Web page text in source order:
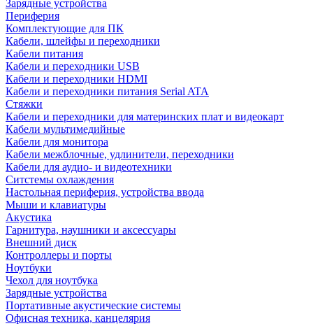
Зарядные устройства
Периферия
Комплектующие для ПК
Кабели, шлейфы и переходники
Кабели питания
Кабели и переходники USB
Кабели и переходники HDMI
Кабели и переходники питания Serial ATA
Стяжки
Кабели и переходники для материнских плат и видеокарт
Кабели мультимедийные
Кабели для монитора
Кабели межблочные, удлинители, переходники
Кабели для аудио- и видеотехники
Ситстемы охлаждения
Настольная периферия, устройства ввода
Мыши и клавиатуры
Акустика
Гарнитура, наушники и аксессуары
Внешний диск
Контроллеры и порты
Ноутбуки
Чехол для ноутбука
Зарядные устройства
Портативные акустические системы
Офисная техника, канцелярия